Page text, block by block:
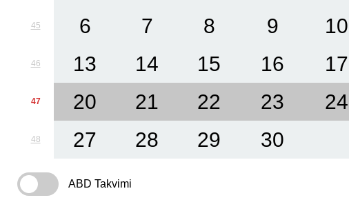
45 6 7 8 9 10
46 13 14 15 16 17
47 20 21 22 23 24
48 27 28 29 30
ABD Takvimi